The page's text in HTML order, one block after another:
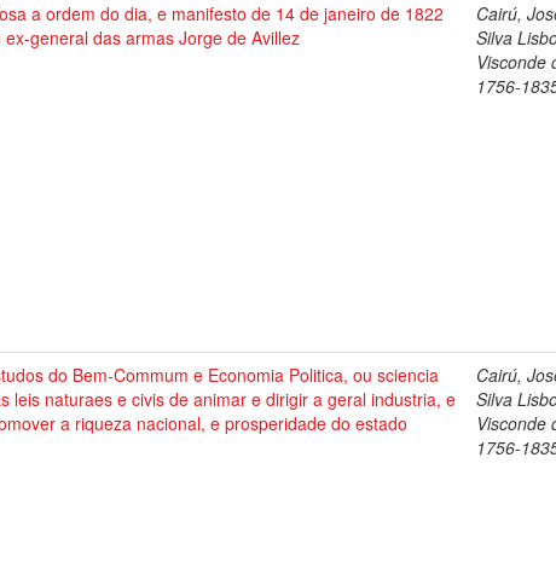
a ordem do dia, e manifesto de 14 de janeiro de 1822
ex-general das armas Jorge de Avillez
Cairú,
Silva
Visconde
1756-
do Bem-Commum e Economia Politica, ou sciencia
leis naturaes e civis de animar e dirigir a geral industria, e
a riqueza nacional, e prosperidade do estado
Cairú,
Silva
Visconde
1756-